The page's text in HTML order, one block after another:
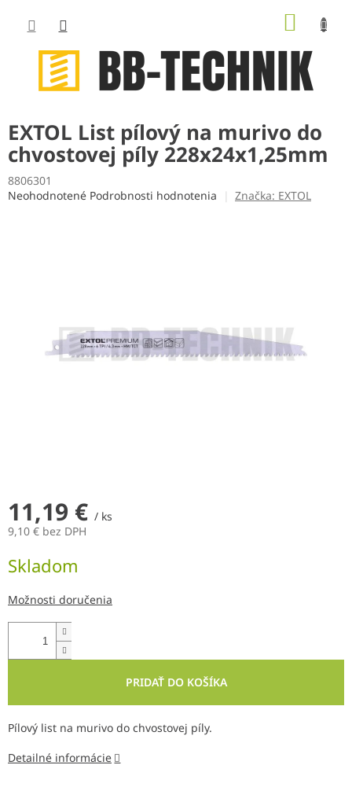
obsah
EXTOL List pílový na murivo do
chvostovej píly 228x24x1,25mm
8806301
Priemerné
Neohodnotené Podrobnosti hodnotenia Značka: EXTOL
11,19 € / ks
9,10 € bez DPH
cena:
Skladom
Možnosti doručenia
PRIDAŤ DO KOŠÍKA
Pílový list na murivo do chvostovej píly.
Detailné informácie